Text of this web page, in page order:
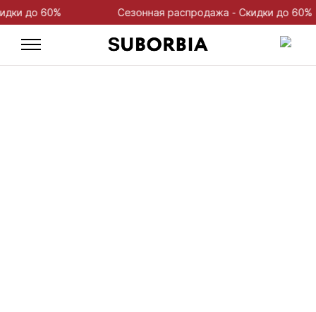
60% Сезонная распродажа - Скидки до 60%